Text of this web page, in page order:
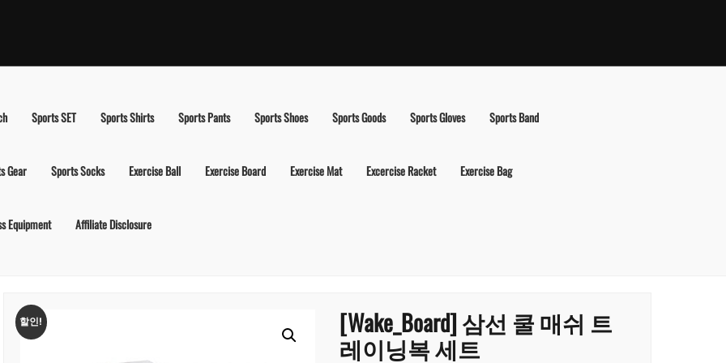
Sports SET Sports Shirts Sports Pants Sports Shoes Sports Goods Sports Gloves Sports Band
Gear Sports Socks Exercise Ball Exercise Board Exercise Mat Excercise Racket Exercise Bag
Equipment Affiliate Disclosure
할인! [Wake_Board] 삼선 쿨 매쉬 트
레이닝복 세트